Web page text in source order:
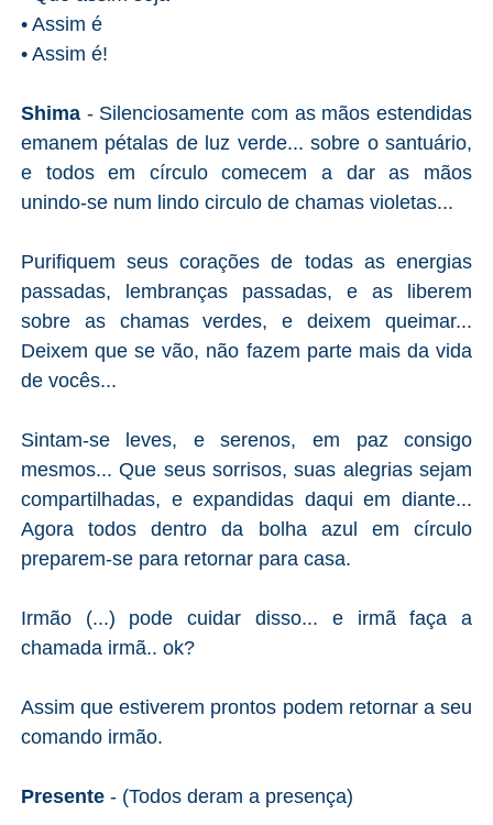
• Assim é
• Assim é!
Shima - Silenciosamente com as mãos estendidas
emanem pétalas de luz verde... sobre o santuário,
e todos em círculo comecem a dar as mãos
unindo-se num lindo circulo de chamas violetas...
Purifiquem seus corações de todas as energias
passadas, lembranças passadas, e as liberem
sobre as chamas verdes, e deixem queimar...
Deixem que se vão, não fazem parte mais da vida
de vocês...
Sintam-se leves, e serenos, em paz consigo
mesmos... Que seus sorrisos, suas alegrias sejam
compartilhadas, e expandidas daqui em diante...
Agora todos dentro da bolha azul em círculo
preparem-se para retornar para casa.
Irmão (...) pode cuidar disso... e irmã faça a
chamada irmã.. ok?
Assim que estiverem prontos podem retornar a seu
comando irmão.
Presente- (Todos deram a presença)